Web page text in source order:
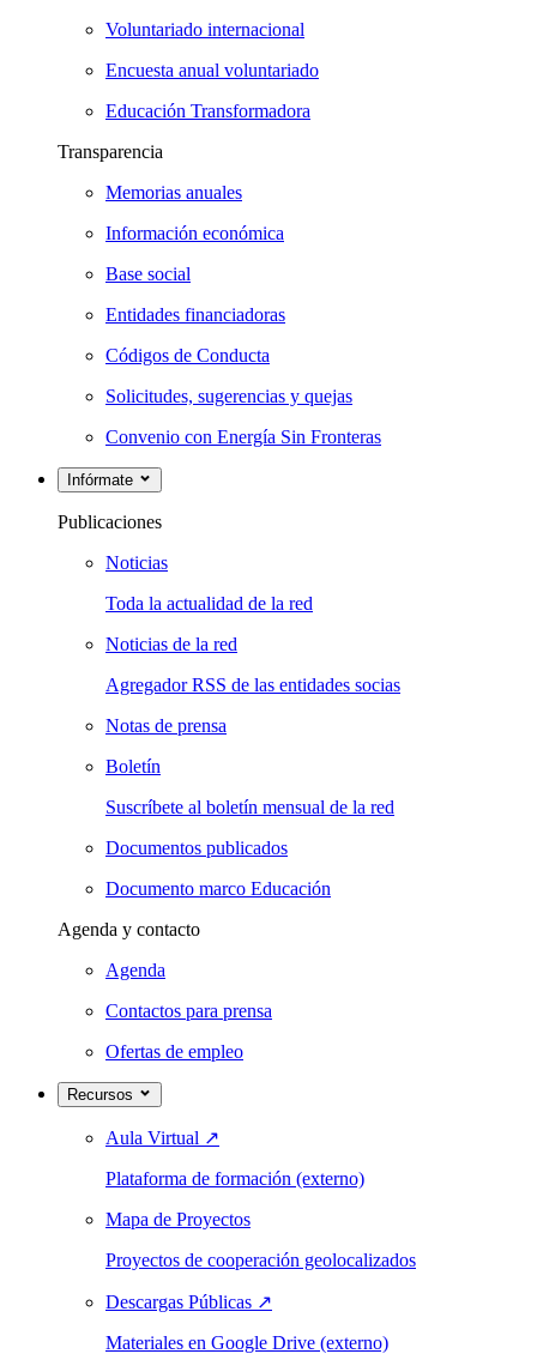
Voluntariado internacional
Encuesta anual voluntariado
Educación Transformadora
Transparencia
Memorias anuales
Información económica
Base social
Entidades financiadoras
Códigos de Conducta
Solicitudes, sugerencias y quejas
Convenio con Energía Sin Fronteras
Infórmate
Publicaciones
Noticias
Toda la actualidad de la red
Noticias de la red
Agregador RSS de las entidades socias
Notas de prensa
Boletín
Suscríbete al boletín mensual de la red
Documentos publicados
Documento marco Educación
Agenda y contacto
Agenda
Contactos para prensa
Ofertas de empleo
Recursos
Aula Virtual ↗
Plataforma de formación (externo)
Mapa de Proyectos
Proyectos de cooperación geolocalizados
Descargas Públicas ↗
Materiales en Google Drive (externo)